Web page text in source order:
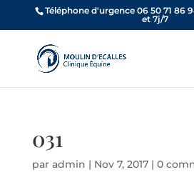
Téléphone d'urgence 06 50 71 86
et 7j/7
031
par admin | Nov 7, 2017| 0